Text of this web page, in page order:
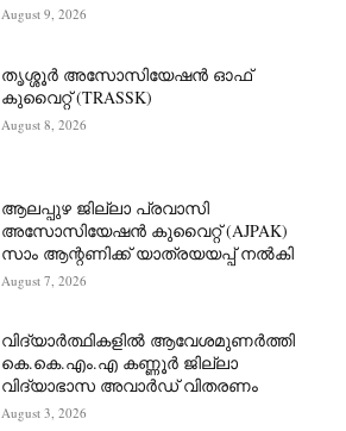
August 9, 2026
തൃശ്ശൂർ അസോസിയേഷൻ ഓഫ്
കുവൈറ്റ്‌ (TRASSK)
August 8, 2026
ആലപ്പുഴ ജില്ലാ പ്രവാസി
അസോസിയേഷൻ കുവൈറ്റ് (AJPAK)
സാം ആന്റണിക്ക് യാത്രയയപ്പ് നൽകി
August 7, 2026
വിദ്യാർത്ഥികളിൽ ആവേശമുണർത്തി
കെ.കെ.എം.എ കണ്ണൂർ ജില്ലാ
വിദ്യാഭാസ അവാർഡ് വിതരണം
August 3, 2026